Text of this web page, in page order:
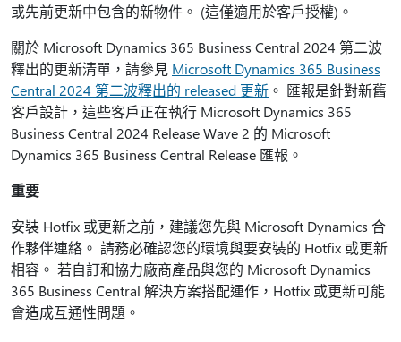
或先前更新中包含的新物件。 (這僅適用於客戶授權)。
關於 Microsoft Dynamics 365 Business Central 2024 第二波
釋出的更新清單，請參見 Microsoft Dynamics 365 Business
Central 2024 第二波釋出的 released 更新 。 匯報是針對新舊
客戶設計，這些客戶正在執行 Microsoft Dynamics 365
Business Central 2024 Release Wave 2 的 Microsoft
Dynamics 365 Business Central Release 匯報。
重要
安裝 Hotfix 或更新之前，建議您先與 Microsoft Dynamics 合
作夥伴連絡。 請務必確認您的環境與要安裝的 Hotfix 或更新
相容。 若自訂和協力廠商產品與您的 Microsoft Dynamics
365 Business Central 解決方案搭配運作，Hotfix 或更新可能
會造成互通性問題。